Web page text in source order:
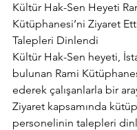
Kültür Hak-Sen Heyeti
Kütüphanesi’ni Ziyaret
Talepleri Dinlendi
Kültür Hak-Sen heyeti,
bulunan Rami
ederek çalışanlarla bir
Ziyaret kapsamında
personelinin talepleri